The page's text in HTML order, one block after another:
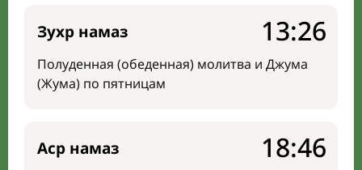
Зухр намаз
Полуденная (обеденная) молитва и Джума
(Жума) по пятницам
13:26
Аср намаз 18:46